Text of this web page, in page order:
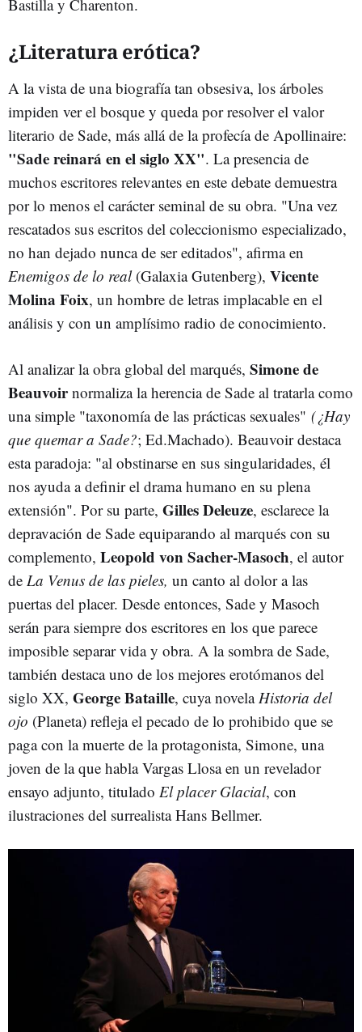
Bastilla y Charenton.
¿Literatura erótica?
A la vista de una biografía tan obsesiva, los árboles
impiden ver el bosque y queda por resolver el valor
literario de Sade, más allá de la profecía de Apollinaire:
"Sade reinará en el siglo XX". La presencia de
muchos escritores relevantes en este debate demuestra
por lo menos el carácter seminal de su obra. "Una vez
rescatados sus escritos del coleccionismo especializado,
no han dejado nunca de ser editados", afirma en
Enemigos de lo real(Galaxia Gutenberg), Vicente
Molina Foix, un hombre de letras implacable en el
análisis y con un amplísimo radio de conocimiento.
Al analizar la obra global del marqués, Simone de
Beauvoirnormaliza la herencia de Sade al tratarla como
una simple "taxonomía de las prácticas sexuales" (¿Hay
que quemar a Sade?; Ed.Machado). Beauvoir destaca
esta paradoja: "al obstinarse en sus singularidades, él
nos ayuda a definir el drama humano en su plena
extensión". Por su parte, Gilles Deleuze, esclarece la
depravación de Sade equiparando al marqués con su
complemento, Leopold von Sacher-Masoch, el autor
de La Venus de las pieles, un canto al dolor a las
puertas del placer. Desde entonces, Sade y Masoch
serán para siempre dos escritores en los que parece
imposible separar vida y obra. A la sombra de Sade,
también destaca uno de los mejores erotómanos del
siglo XX, George Bataille, cuya novela Historia del
ojo (Planeta) refleja el pecado de lo prohibido que se
paga con la muerte de la protagonista, Simone, una
joven de la que habla Vargas Llosa en un revelador
ensayo adjunto, titulado El placer Glacial, con
ilustraciones del surrealista Hans Bellmer.